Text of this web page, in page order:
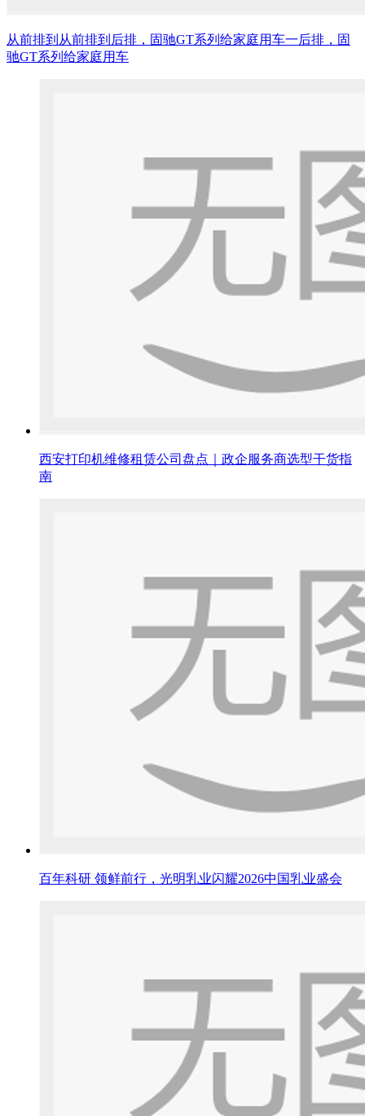
从前排到从前排到后排，固驰GT系列给家庭用车一后排，固
驰GT系列给家庭用车
西安打印机维修租赁公司盘点｜政企服务商选型干货指
南
百年科研 领鲜前行，光明乳业闪耀2026中国乳业盛会